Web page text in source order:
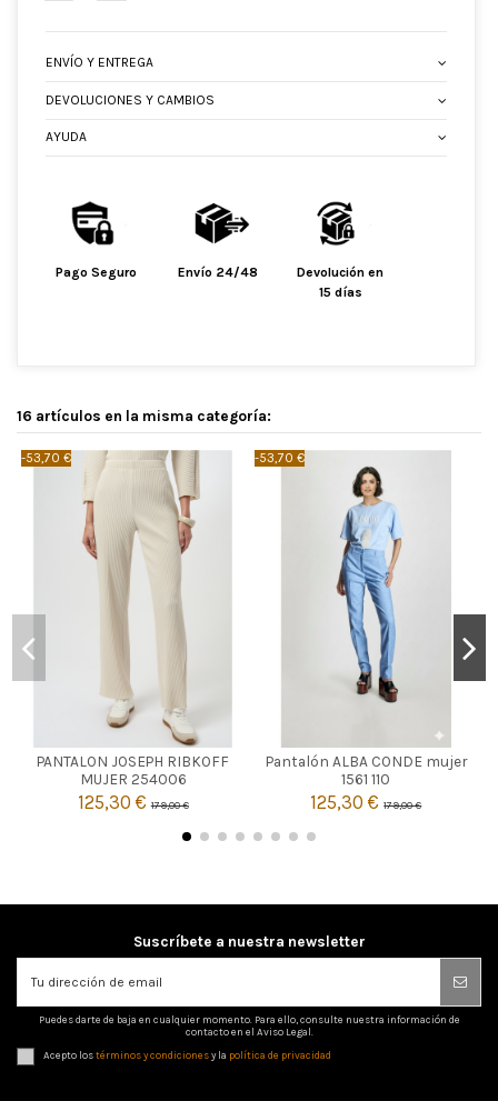
ENVÍO Y ENTREGA
DEVOLUCIONES Y CAMBIOS
AYUDA
Pago Seguro Envío 24/48
Devolución en
15 días
16 artículos en la misma categoría:
-53,70 €
PANTALON JOSEPH RIBKOFF
MUJER 254006
125,30 €179,00 €
CRUDO
46

-53,70 €
Pantalón ALBA CONDE mujer
1561 110
125,30 €179,00 €
40 44

Suscríbete a nuestra newsletter
Puedes darte de baja en cualquier momento. Para ello, consulte nuestra información de
contacto en el Aviso Legal.
Acepto lostérminos y condicionesy la política de privacidad